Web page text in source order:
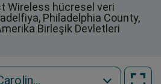
Wireless hücresel veri
Philadelphia County,
Birleşik Devletleri
Carolina West Wireless